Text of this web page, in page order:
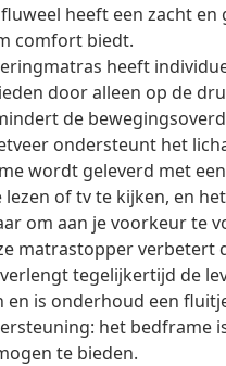
heeft een zacht
comfort biedt.
heeft
door alleen op de
de
ondersteunt het
wordt geleverd met
of tv te kijken, en
om aan je voorkeur te
matrastopper
tegelijkertijd de
is onderhoud een
het bedframe
te bieden.